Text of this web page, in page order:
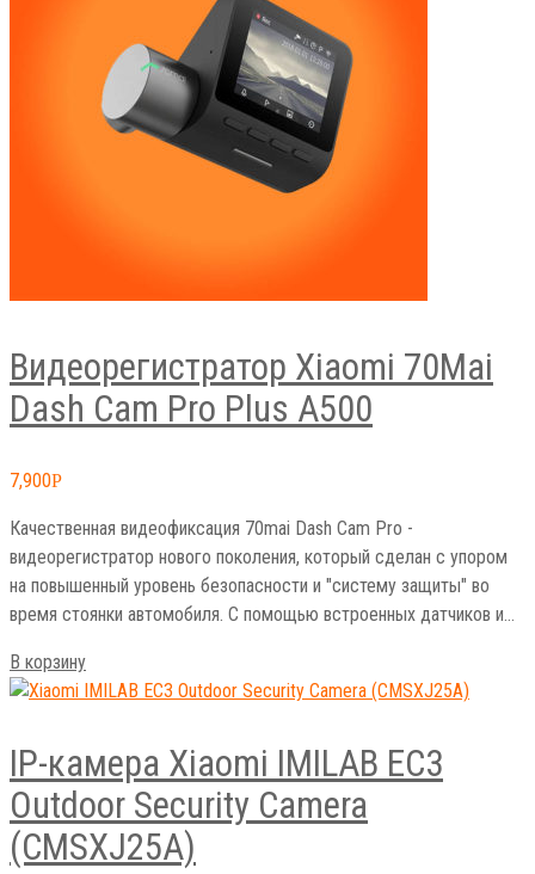
Видеорегистратор Xiaomi 70Mai
Dash Cam Pro Plus A500
7,900Р
Качественная видеофиксация 70mai Dash Cam Pro -
видеорегистратор нового поколения, который сделан с упором
на повышенный уровень безопасности и "систему защиты" во
время стоянки автомобиля. С помощью встроенных датчиков и…
В корзину
IP-камера Xiaomi IMILAB EC3
Outdoor Security Camera
(CMSXJ25A)